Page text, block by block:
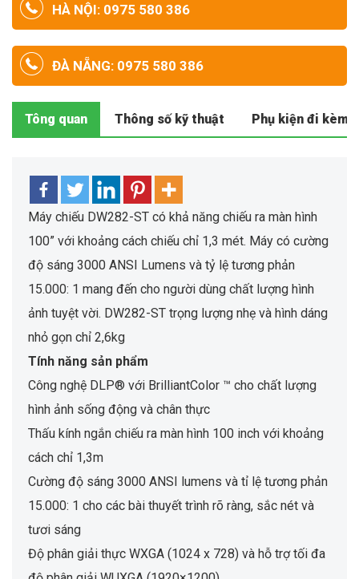
HÀ NỘI: 0975 580 386
ĐÀ NẴNG: 0975 580 386
Tông quan Thông số kỹ thuật Phụ kiện đi kèm
Máy chiếu DW282-ST có khả năng chiếu ra màn hình
100” với khoảng cách chiếu chỉ 1,3 mét. Máy có cường
độ sáng 3000 ANSI Lumens và tỷ lệ tương phản
15.000: 1 mang đến cho người dùng chất lượng hình
ảnh tuyệt vời. DW282-ST trọng lượng nhẹ và hình dáng
nhỏ gọn chỉ 2,6kg
Tính năng sản phẩm
Công nghệ DLP® với BrilliantColor ™ cho chất lượng
hình ảnh sống động và chân thực
Thấu kính ngắn chiếu ra màn hình 100 inch với khoảng
cách chỉ 1,3m
Cường độ sáng 3000 ANSI lumens và tỉ lệ tương phản
15.000: 1 cho các bài thuyết trình rõ ràng, sắc nét và
tươi sáng
Độ phân giải thực WXGA (1024 x 728) và hỗ trợ tối đa